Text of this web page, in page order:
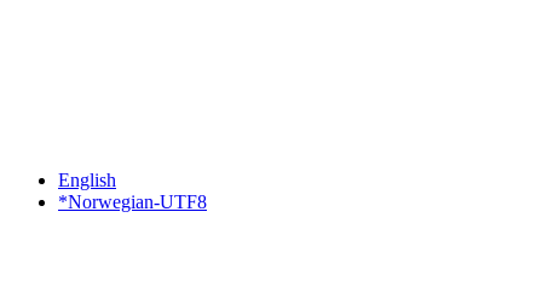
English
*Norwegian-UTF8